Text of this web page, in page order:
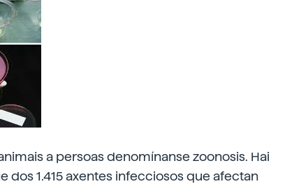
a persoas denomínanse zoonosis. Hai
dos 1.415 axentes infecciosos que afectan